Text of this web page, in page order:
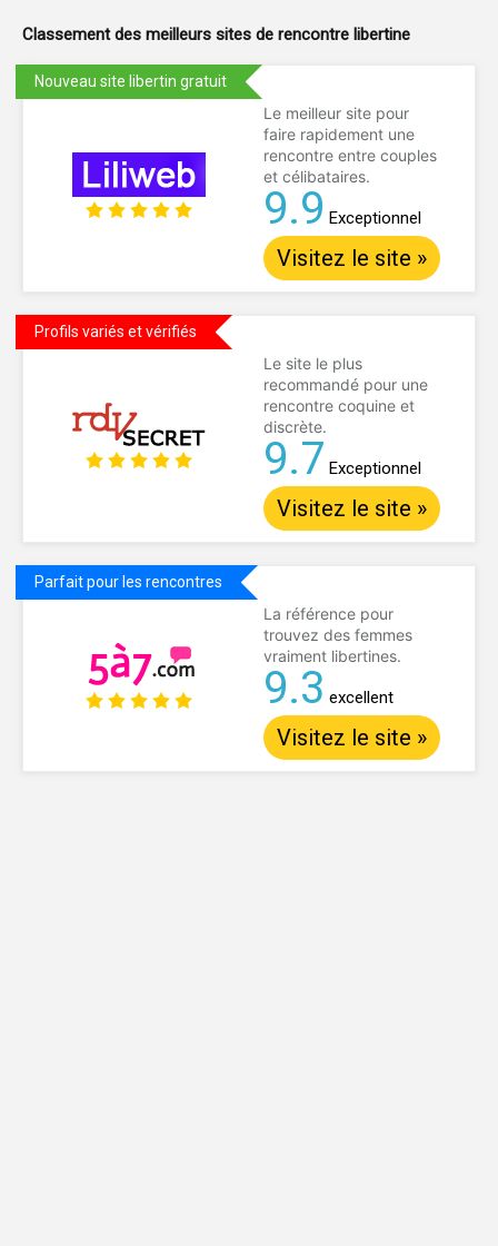
Classement des meilleurs sites de rencontre libertine
Nouveau site libertin gratuit
Le meilleur site pour
faire rapidement une
rencontre entre couples
et célibataires.
9.9 Exceptionnel
Visitez le site »
Profils variés et vérifiés
Le site le plus
recommandé pour une
rencontre coquine et
discrète.
9.7 Exceptionnel
Visitez le site »
Parfait pour les rencontres
La référence pour
trouvez des femmes
vraiment libertines.
9.3 excellent
Visitez le site »